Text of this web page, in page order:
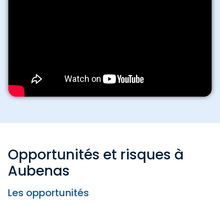
Opportunités et risques à
Aubenas
Les opportunités